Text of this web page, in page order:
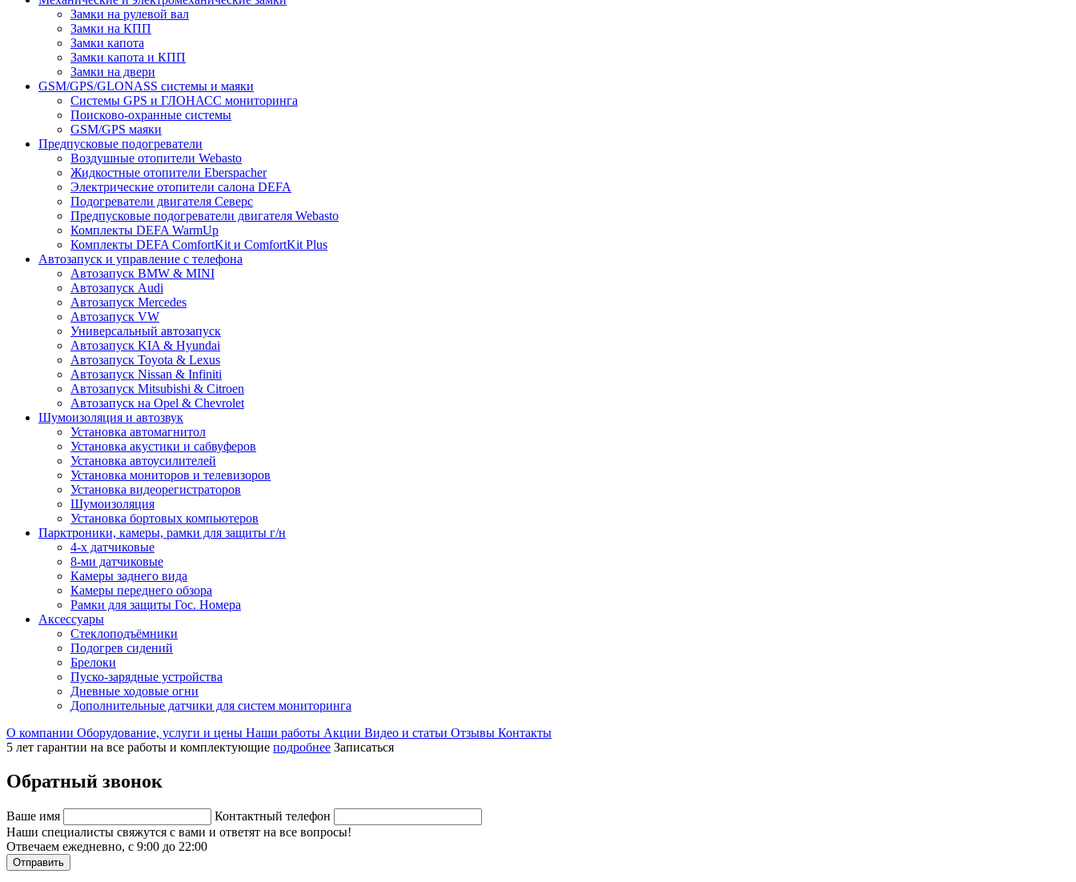
Замки на рулевой вал
Замки на КПП
Замки капота
Замки капота и КПП
Замки на двери
GSM/GPS/GLONASS системы и маяки
Системы GPS и ГЛОНАСС мониторинга
Поисково-охранные системы
GSM/GPS маяки
Предпусковые подогреватели
Воздушные отопители Webasto
Жидкостные отопители Eberspacher
Электрические отопители салона DEFA
Подогреватели двигателя Северс
Предпусковые подогреватели двигателя Webasto
Комплекты DEFA WarmUp
Комплекты DEFA ComfortKit и ComfortKit Plus
Автозапуск и управление с телефона
Автозапуск BMW & MINI
Автозапуск Audi
Автозапуск Mercedes
Автозапуск VW
Универсальный автозапуск
Автозапуск KIA & Hyundai
Автозапуск Toyota & Lexus
Автозапуск Nissan & Infiniti
Автозапуск Mitsubishi & Citroen
Автозапуск на Opel & Chevrolet
Шумоизоляция и автозвук
Установка автомагнитол
Установка акустики и сабвуферов
Установка автоусилителей
Установка мониторов и телевизоров
Установка видеорегистраторов
Шумоизоляция
Установка бортовых компьютеров
Парктроники, камеры, рамки для защиты г/н
4-х датчиковые
8-ми датчиковые
Камеры заднего вида
Камеры переднего обзора
Рамки для защиты Гос. Номера
Аксессуары
Стеклоподъёмники
Подогрев сидений
Брелоки
Пуско-зарядные устройства
Дневные ходовые огни
Дополнительные датчики для систем мониторинга
О компании Оборудование, услуги и цены Наши работы Акции Видео и статьи Отзывы Контакты
5 лет гарантии на все работы и комплектующие подробнее Записаться
Обратный звонок
Ваше имя
Контактный телефон
Наши специалисты свяжутся с вами и ответят на все вопросы!
Отвечаем ежедневно, с 9:00 до 22:00
Отправить